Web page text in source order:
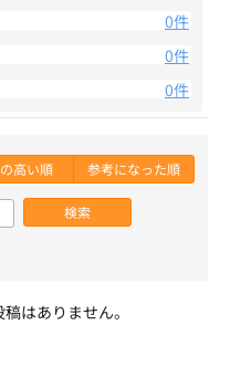
0件
0件
0件
高い順 参考になった順
検索
はありません。